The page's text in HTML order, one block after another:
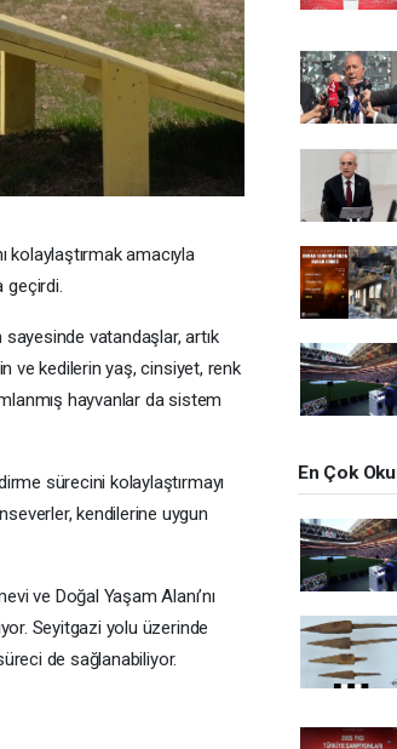
kolaylaştırmak amacıyla
geçirdi.
vatandaşlar, artık
ve kedilerin yaş, cinsiyet, renk
hayvanlar da sistem
sürecini kolaylaştırmayı
kendilerine uygun
ve Doğal Yaşam Alanı’nı
Seyitgazi yolu üzerinde
de sağlanabiliyor.
En Çok